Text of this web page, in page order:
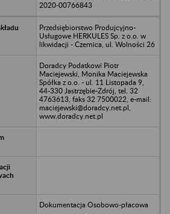
2020-00766843
Przedsiębiorstwo Produjcyjno-
Usługowe HERKULES Sp. z o.o. w
likwidacji - Czernica, ul. Wolności 26
Doradcy Podatkowi Piotr
Maciejewski, Monika Maciejewska
Spółka z o.o. - ul. 11 Listopada 9,
44-330 Jastrzębie-Zdrój, tel. 32
4763613, faks 32 7500022, e-mail:
maciejewski@doradcy.net.pl,
www.doradcy.net.pl
Dokumentacja Osobowo-płacowa